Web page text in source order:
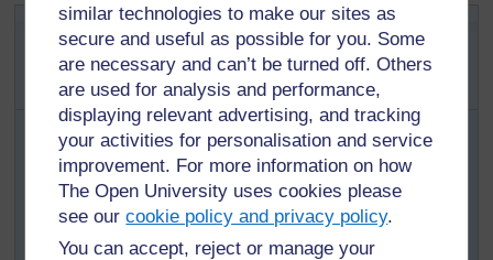
similar technologies to make our sites as
secure and useful as possible for you. Some
are necessary and can’t be turned off. Others
are used for analysis and performance,
displaying relevant advertising, and tracking
your activities for personalisation and service
improvement. For more information on how
The Open University uses cookies please
see ourcookie policy and privacy policy.
You can accept, reject or manage your
Activité clé : Présentation de ce
qui a été appris lors d’une
assemblée à l’école
Demandez à votre chef d’établissement si vous pouvez
organiser une assemblée à l’école sur le thème « Être
un bon citoyen ».
Discutez avec votre classe de ce que le contenu
de l’assemblée pourrait être.